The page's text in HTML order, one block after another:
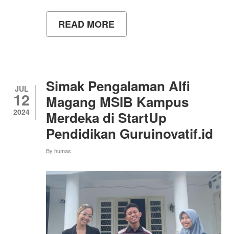
READ MORE
AHMAD
GEMILANG
HINGGA
MAGANG
KE
JEPANG!
SIMAK
PERJALANANNYA!
JUL
12
2024
Simak Pengalaman Alfi
Magang MSIB Kampus
Merdeka di StartUp
Pendidikan Guruinovatif.id
By humas